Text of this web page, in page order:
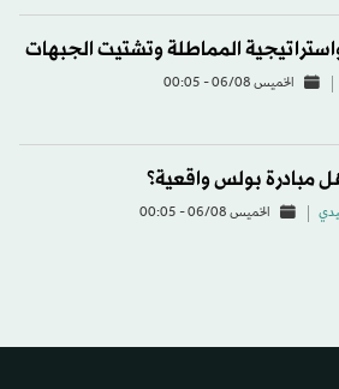
المماطلة وتشتيت الجبهات
الخميس 06/08 - 00:05
مبادرة بولس واقعية؟
الخميس 06/08 - 00:05